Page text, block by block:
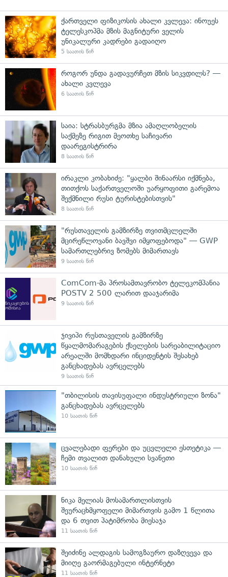
ქართველი ფიზიკოსის ახალი კვლევა: ინოუეს
ტელესკოპმა მზის მაგნიტური ველის
უნიკალური კადრები გადაიღო
5 საათის წინ
როგორ უნდა გადავურჩეთ მზის სიკვდილს? —
ახალი კვლევა
6 საათის წინ
საია: სტრასბურგმა მზია ამაღლობელის
საქმეზე რიგით მეოთხე საჩივარი
დაარეგისტრირა
8 საათის წინ
ირაკლი კობახიძე: "ყალბი შინაარსი იქმნება,
თითქოს საქართველოში უარყოფითი გარემოა
შექმნილი რუსი ტურისტებისთვის"
8 საათის წინ
"რუსთაველის გამზირზე თვითმცლელში
მცირეწლოვანი ბავშვი იმყოფებოდა" — GWP
სამართლებრივ ზომებს მიმართავს
9 საათის წინ
ComCom-მა პროსამთავრობო ტელეკომპანია
POSTV 2 500 ლარით დააჯარიმა
9 საათის წინ
ჯივიპი რუსთაველის გამზირზე
წყალმომარაგების ქსელების სარეაბილიტაციო
არეალში მომხდარი ინციდენტის შესახებ
განცხადებას ავრცელებს
9 საათის წინ
"თბილისის თავისუფალი ინდუსტრიული ზონა"
განცხადებას ავრცელებს
10 საათის წინ
ცვალებადი ფერები და უცვლელი ესთეტიკა —
ჩემი თვალით დანახული სვანეთი
10 საათის წინ
ნიკა მელიას მოსამართლისთვის
შეურაცხმყოფელი მიმართვის გამო 1 წლითა
და 6 თვით პატიმრობა მიესაჯა
11 საათის წინ
შეიძინე ალდაგის სამოგზაურო დაზღვევა და
მიიღე გაორმაგებული ინტერნეტი
11 საათის წინ